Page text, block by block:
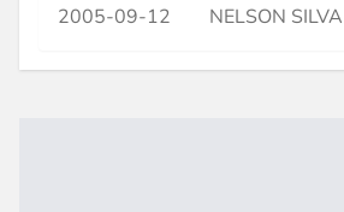
2005-09-12 NELSON SILVA